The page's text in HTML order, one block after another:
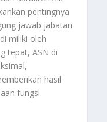
pentingnya
jawab jabatan
miliki oleh
tepat, ASN di
hasil
fungsi